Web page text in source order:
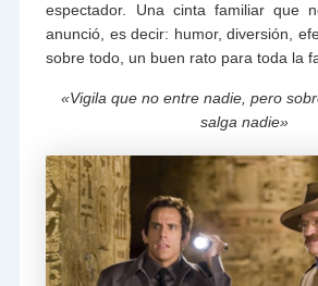
espectador. Una cinta familiar que
anunció, es decir: humor, diversión,
sobre todo, un buen rato para toda la
«Vigila que no entre nadie, pero
salga nadie»